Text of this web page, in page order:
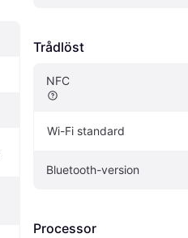
Trådlöst
NFC
Wi-Fi standard
Bluetooth-version
Processor